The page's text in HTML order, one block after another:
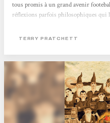
tous promis à un grand avenir
réflexions parfois philosophiques qui
passée à côté de quelques références
TERRY PRATCHETT